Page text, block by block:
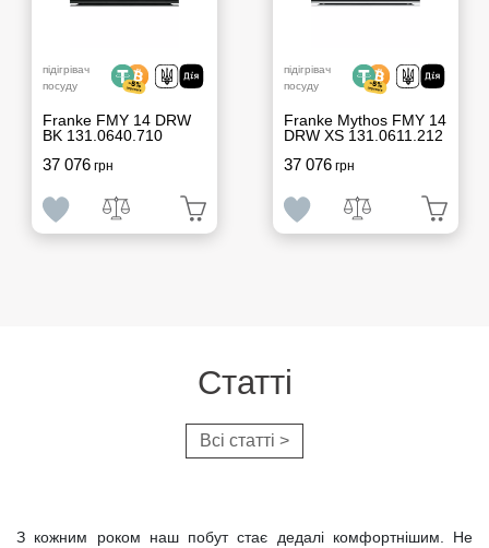
підігрівач
посуду
Franke FMY 14 DRW
BK 131.0640.710
37 076грн
підігрівач
посуду
Franke Mythos FMY 14
DRW XS 131.0611.212
37 076грн
Cтатті
Всі статті >
З кожним роком наш побут стає дедалі комфортнішим. Не